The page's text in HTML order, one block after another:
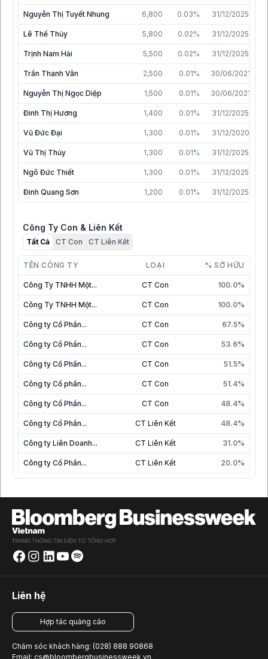
Nguyễn Thị Tuyết Nhung 6,800 0.03% 31/12/2025
Lê Thế Thủy 5,800 0.02% 31/12/2025
Trịnh Nam Hải 5,500 0.02% 31/12/2025
Trần Thanh Vân 2,500 0.01% 30/06/2021
Nguyễn Thị Ngọc Diệp 1,500 0.01% 30/06/2021
Đinh Thị Hương 1,400 0.01% 31/12/2025
Vũ Đức Đại 1,300 0.01% 31/12/2020
Vũ Thị Thủy 1,300 0.01% 31/12/2025
Ngô Đức Thiết 1,300 0.01% 31/12/2025
Đinh Quang Sơn 1,200 0.01% 31/12/2025
Công Ty Con & Liên Kết
Tất Cả CT Con CT Liên Kết
TÊN CÔNG TY LOẠI % SỞ HỮU
Công Ty TNHH Một... CT Con 100.0%
Công Ty TNHH Một... CT Con 100.0%
Công ty Cổ Phần... CT Con 67.5%
Công ty Cổ Phần... CT Con 53.6%
Công ty Cổ Phần... CT Con 51.5%
Công ty Cổ phần... CT Con 51.4%
Công ty Cổ Phần... CT Con 48.4%
Công ty Cổ Phần... CT Liên Kết 48.4%
Công ty Liên Doanh... CT Liên Kết 31.0%
Công ty Cổ Phần... CT Liên Kết 20.0%
Liên hệ
Hợp tác quảng cáo
Chăm sóc khách hàng: (028) 888 90868
Email: cs@bloombergbusinessweek.vn